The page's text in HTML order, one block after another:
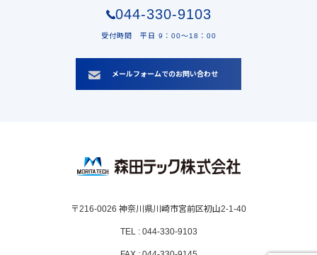
044-330-9103
受付時間 平日 9：00〜18：00
メールフォームでのお問い合わせ
〒216-0026 神奈川県川崎市宮前区初山2-1-40
TEL : 044-330-9103